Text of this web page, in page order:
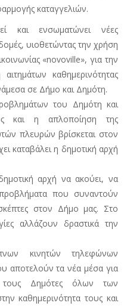
καταγγελιών.
και ενσωματώνει νέες
υιοθετώντας την χρήση
«novoville», για την
καθημερινότητας
σε Δήμο και Δημότη.
του Δημότη και
και η απλοποίηση της
πλευρών βρίσκεται στον
καταβάλει η δημοτική αρχή
αρχή να ακούει, να
που συναντούν
στον Δήμο μας. Στο
αλλάζουν δραστικά την
κινητών τηλεφώνων
αποτελούν τα νέα μέσα για
Δημότες όλων των
καθημερινότητα τους και